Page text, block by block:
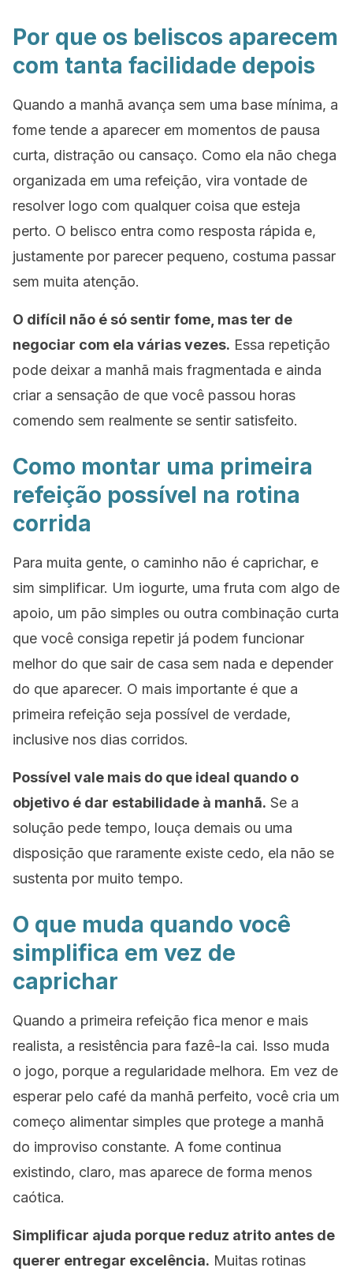
Por que os beliscos aparecem
com tanta facilidade depois
Quando a manhã avança sem uma base mínima, a
fome tende a aparecer em momentos de pausa
curta, distração ou cansaço. Como ela não chega
organizada em uma refeição, vira vontade de
resolver logo com qualquer coisa que esteja
perto. O belisco entra como resposta rápida e,
justamente por parecer pequeno, costuma passar
sem muita atenção.
O difícil não é só sentir fome, mas ter de
negociar com ela várias vezes. Essa repetição
pode deixar a manhã mais fragmentada e ainda
criar a sensação de que você passou horas
comendo sem realmente se sentir satisfeito.
Como montar uma primeira
refeição possível na rotina
corrida
Para muita gente, o caminho não é caprichar, e
sim simplificar. Um iogurte, uma fruta com algo de
apoio, um pão simples ou outra combinação curta
que você consiga repetir já podem funcionar
melhor do que sair de casa sem nada e depender
do que aparecer. O mais importante é que a
primeira refeição seja possível de verdade,
inclusive nos dias corridos.
Possível vale mais do que ideal quando o
objetivo é dar estabilidade à manhã. Se a
solução pede tempo, louça demais ou uma
disposição que raramente existe cedo, ela não se
sustenta por muito tempo.
O que muda quando você
simplifica em vez de
caprichar
Quando a primeira refeição fica menor e mais
realista, a resistência para fazê-la cai. Isso muda
o jogo, porque a regularidade melhora. Em vez de
esperar pelo café da manhã perfeito, você cria um
começo alimentar simples que protege a manhã
do improviso constante. A fome continua
existindo, claro, mas aparece de forma menos
caótica.
Simplificar ajuda porque reduz atrito antes de
querer entregar excelência. Muitas rotinas